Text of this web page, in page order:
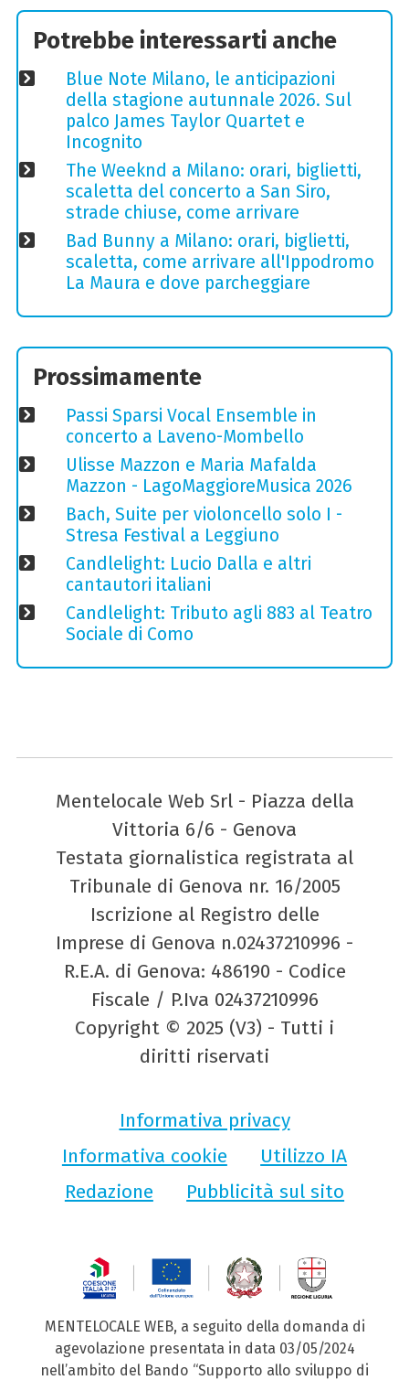
Potrebbe interessarti anche
Blue Note Milano, le anticipazioni
della stagione autunnale 2026. Sul
palco James Taylor Quartet e
Incognito
The Weeknd a Milano: orari, biglietti,
scaletta del concerto a San Siro,
strade chiuse, come arrivare
Bad Bunny a Milano: orari, biglietti,
scaletta, come arrivare all'Ippodromo
La Maura e dove parcheggiare
Prossimamente
Passi Sparsi Vocal Ensemble in
concerto a Laveno-Mombello
Ulisse Mazzon e Maria Mafalda
Mazzon - LagoMaggioreMusica 2026
Bach, Suite per violoncello solo I -
Stresa Festival a Leggiuno
Candlelight: Lucio Dalla e altri
cantautori italiani
Candlelight: Tributo agli 883 al Teatro
Sociale di Como
Mentelocale Web Srl - Piazza della
Vittoria 6/6 - Genova
Testata giornalistica registrata al
Tribunale di Genova nr. 16/2005
Iscrizione al Registro delle
Imprese di Genova n.02437210996 -
R.E.A. di Genova: 486190 - Codice
Fiscale / P.Iva 02437210996
Copyright © 2025 (V3) - Tutti i
diritti riservati
Informativa privacy
Informativa cookie
Utilizzo IA
Redazione
Pubblicità sul sito
MENTELOCALE WEB, a seguito della domanda di
agevolazione presentata in data 03/05/2024
nell’ambito del Bando “Supporto allo sviluppo di